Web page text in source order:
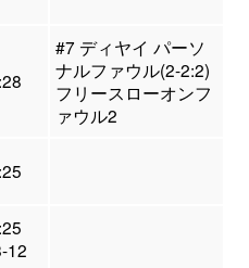
#7 ディヤイ パーソ
ナルファウル(2-2:2)
フリースローオンフ
ァウル2
12